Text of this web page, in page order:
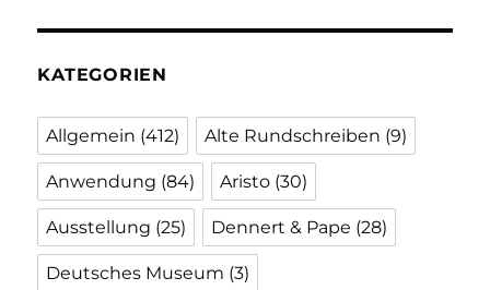
KATEGORIEN
Allgemein (412) Alte Rundschreiben (9)
Anwendung (84) Aristo (30)
Ausstellung (25) Dennert & Pape (28)
Deutsches Museum (3)